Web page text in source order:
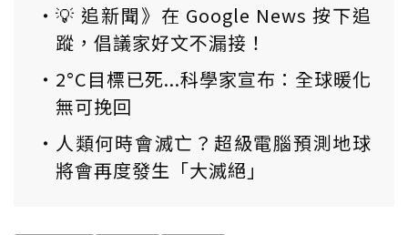
💡 追新聞》在 Google News 按下追
蹤，倡議家好文不漏接！
2°C目標已死...科學家宣布：全球暖化
無可挽回
人類何時會滅亡？超級電腦預測地球
將會再度發生「大滅絕」